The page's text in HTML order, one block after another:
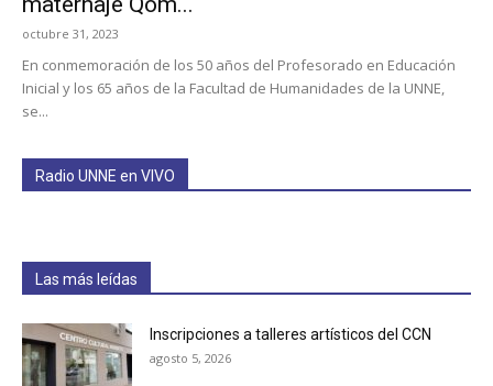
octubre 31, 2023
En conmemoración de los 50 años del Profesorado en Educación
Inicial y los 65 años de la Facultad de Humanidades de la UNNE,
se...
Radio UNNE en VIVO
Las más leídas
Inscripciones a talleres artísticos del CCN
agosto 5, 2026